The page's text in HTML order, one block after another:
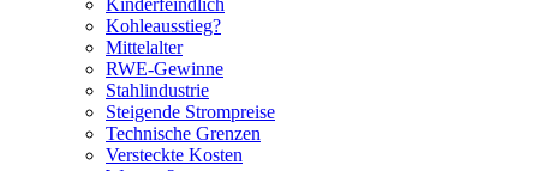
Kinderfeindlich
Kohleausstieg?
Mittelalter
RWE-Gewinne
Stahlindustrie
Steigende Strompreise
Technische Grenzen
Versteckte Kosten